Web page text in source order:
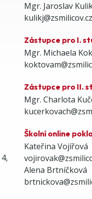
Mgr. Jaroslav
kulikj@zsmilicov.cz
Zástupce pro I.
Mgr. Michaela
Zástupce pro II.
Mgr. Charlota
Školní online
Kateřina Vojířová
Alena Brtníčková